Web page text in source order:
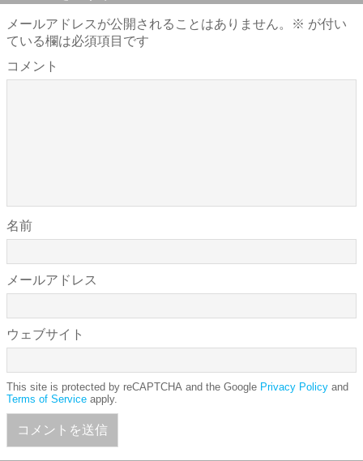
メールアドレスが公開されることはありません。 ※ が付い
ている欄は必須項目です
コメント
名前
メールアドレス
ウェブサイト
This site is protected by reCAPTCHA and the Google Privacy Policy and
Terms of Service apply.